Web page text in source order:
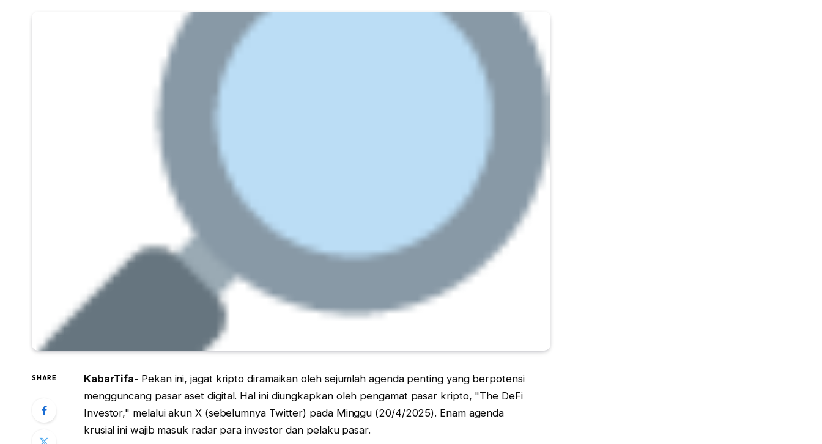
SHARE KabarTifa- Pekan ini, jagat kripto diramaikan oleh sejumlah agenda penting yang berpotensi
mengguncang pasar aset digital. Hal ini diungkapkan oleh pengamat pasar kripto, "The DeFi
Investor," melalui akun X (sebelumnya Twitter) pada Minggu (20/4/2025). Enam agenda
krusial ini wajib masuk radar para investor dan pelaku pasar.